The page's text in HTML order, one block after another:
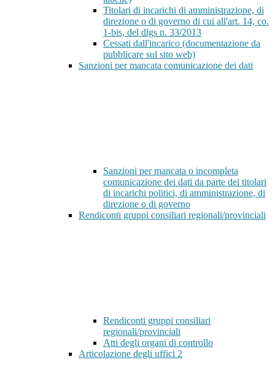
Titolari di incarichi di amministrazione, di
direzione o di governo di cui all'art. 14, co.
1-bis, del dlgs n. 33/2013
Cessati dall'incarico (documentazione da
pubblicare sul sito web)
Sanzioni per mancata comunicazione dei dati
Sanzioni per mancata o incompleta
comunicazione dei dati da parte dei titolari
di incarichi politici, di amministrazione, di
direzione o di governo
Rendiconti gruppi consiliari regionali/provinciali
Rendiconti gruppi consiliari
regionali/provinciali
Atti degli organi di controllo
Articolazione degli uffici 2